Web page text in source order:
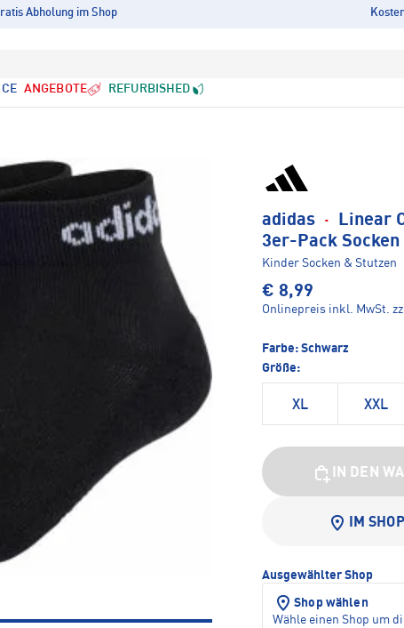
Abholung im Shop
ANGEBOTE REFURBISHED
adidas · Linear
3er-Pack Socken
Kinder Socken & Stutzen
€ 8,99
Onlinepreis inkl. MwSt.
Farbe: Schwarz
Größe:
XL XXL
IN DEN
IM
Ausgewählter Shop
Shop wählen
Wähle einen Shop um